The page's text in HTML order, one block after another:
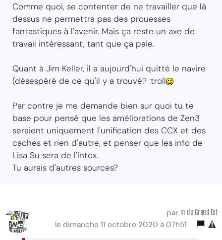
Comme quoi, se contenter de ne travailler que là
dessus ne permettra pas des prouesses
fantastiques à l'avenir. Mais ça reste un axe de
travail intéressant, tant que ça paie.
Quant à Jim Keller, il a aujourd'hui quitté le navire
(désespéré de ce qu'il y a trouvé? :troll
Par contre je me demande bien sur quoi tu te
base pour pensé que les améliorations de Zen3
seraient uniquement l'unification des CCX et des
caches et rien d'autre, et penser que les info de
Lisa Su sera de l'intox.
Tu aurais d'autres sources?
par m du Grand Est
le dimanche 11 octobre 2020 à 07h51